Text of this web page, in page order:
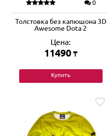
0
Толстовка без капюшона 3D
Awesome Dota 2
Цена:
11490 ₸
Купить